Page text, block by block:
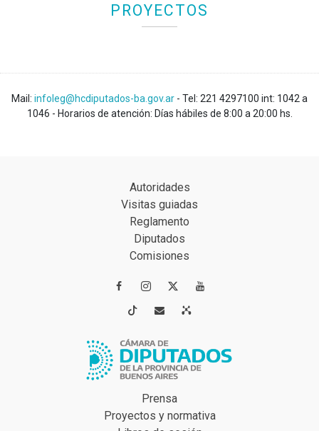
PROYECTOS
Mail: infoleg@hcdiputados-ba.gov.ar - Tel: 221 4297100 int: 1042 a
1046 - Horarios de atención: Días hábiles de 8:00 a 20:00 hs.
Autoridades
Visitas guiadas
Reglamento
Diputados
Comisiones
 
 
Prensa
Proyectos y normativa